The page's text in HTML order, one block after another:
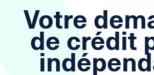
Votre
de crédit